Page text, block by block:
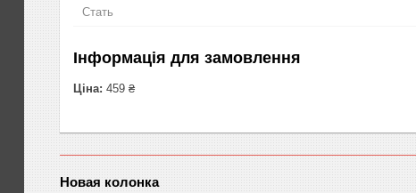
Стать
Інформація для замовлення
Ціна: 459 ₴
Новая колонка